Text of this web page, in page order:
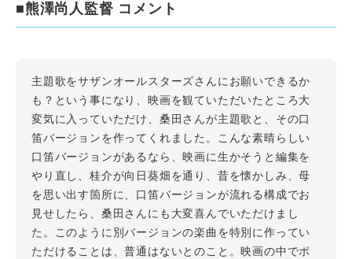
■熊澤尚人監督 コメント
主題歌をサザンオールスターズさんにお願いできるか
も？という事になり、映画を観ていただいたところ大
変気に入っていただけ、桑田さんが主題歌と、その口
笛バージョンを作ってくれました。こんな素晴らしい
口笛バージョンがあるなら、映画に生かそうと編集を
やり直し、桂介が向日葵畑を通り、昔を懐かしみ、母
を思い出す箇所に、口笛バージョンが流れる構成でお
見せしたら、桑田さんにも大変喜んでいただけまし
た。このように別バージョンの楽曲を特別に作ってい
ただけることは、普通はないとのこと。映画の中でポ